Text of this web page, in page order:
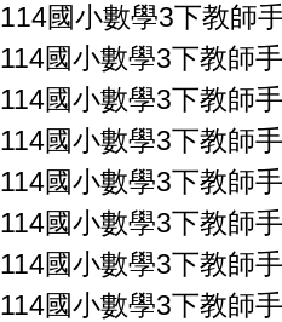
114國小數學3下教師
114國小數學3下教師
114國小數學3下教師
114國小數學3下教師
114國小數學3下教師
114國小數學3下教師
114國小數學3下教師
114國小數學3下教師